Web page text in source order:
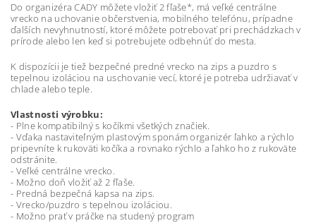
Do organizéra CADY môžete vložiť 2 fľaše*, má veľké centrálne
vrecko na uchovanie občerstvenia, mobilného telefónu, prípadne
ďalších nevyhnutností, ktoré môžete potrebovať pri prechádzkach v
prírode alebo len keď si potrebujete odbehnúť do mesta.
K dispozícii je tiež bezpečné predné vrecko na zips a puzdro s
tepelnou izoláciou na uschovanie vecí, ktoré je potreba udržiavať v
chlade alebo teple.
Vlastnosti výrobku:
- Plne kompatibilný s kočíkmi všetkých značiek.
- Vďaka nastaviteľným plastovým sponám organizér ľahko a rýchlo
pripevníte k rukoväti kočíka a rovnako rýchlo a ľahko ho z rukoväte
odstránite.
- Veľké centrálne vrecko.
- Možno doň vložiť až 2 fľaše.
- Predná bezpečná kapsa na zips.
- Vrecko/puzdro s tepelnou izoláciou.
- Možno prať v práčke na studený program